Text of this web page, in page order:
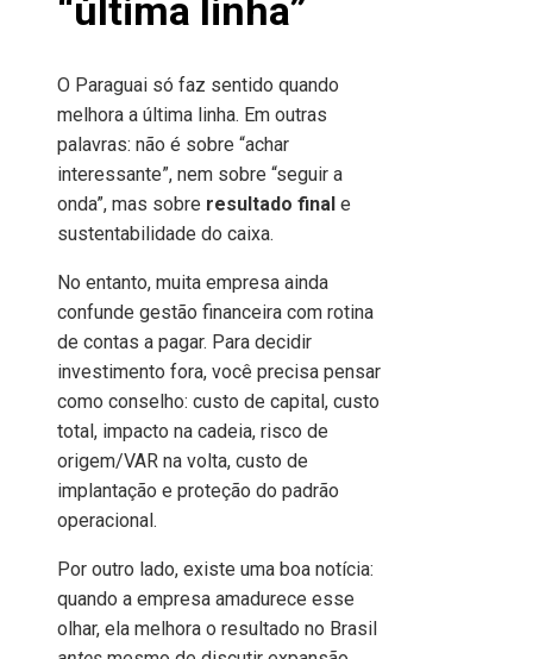
“última linha”
O Paraguai só faz sentido quando
melhora a última linha. Em outras
palavras: não é sobre “achar
interessante”, nem sobre “seguir a
onda”, mas sobre resultado final e
sustentabilidade do caixa.
No entanto, muita empresa ainda
confunde gestão financeira com rotina
de contas a pagar. Para decidir
investimento fora, você precisa pensar
como conselho: custo de capital, custo
total, impacto na cadeia, risco de
origem/VAR na volta, custo de
implantação e proteção do padrão
operacional.
Por outro lado, existe uma boa notícia:
quando a empresa amadurece esse
olhar, ela melhora o resultado no Brasil